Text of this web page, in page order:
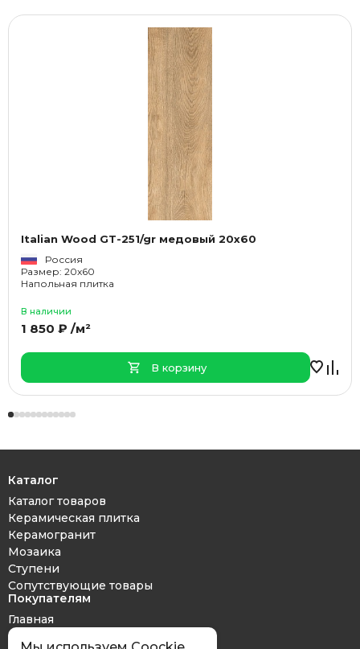
Italian Wood GT-251/gr медовый 20x60
Россия
Размер: 20x60
Напольная плитка
В наличии
1 850 ₽ /м²
В корзину
Каталог
Каталог товаров
Керамическая плитка
Керамогранит
Мозаика
Ступени
Сопутствующие товары
Покупателям
Главная
Дизайн проект